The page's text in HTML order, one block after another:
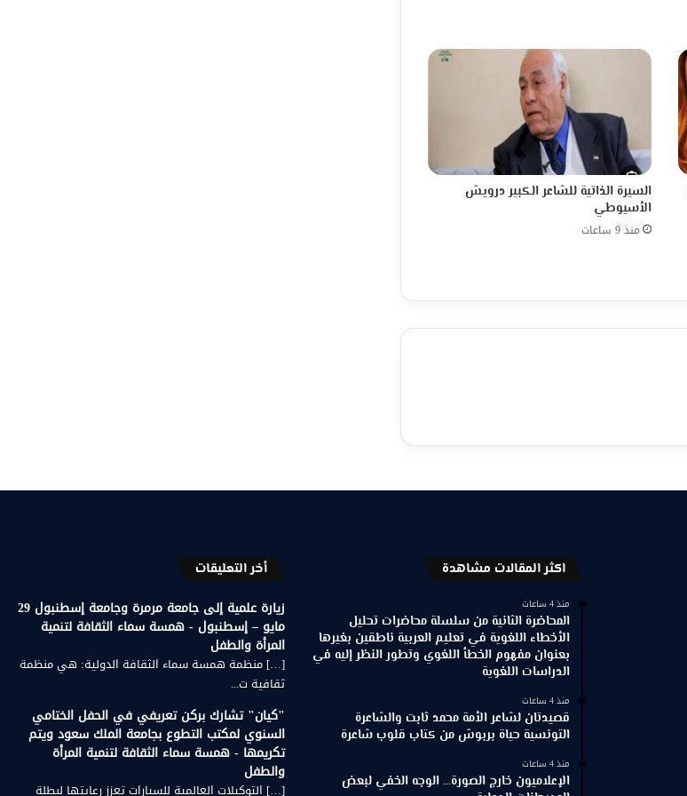
السيرة الذاتية للشاعر الكبير درويش
الأسيوطي
منذ 9 ساعات
اكثر المقالات مشاهدة
منذ 4 ساعات
المحاضرة الثانية من سلسلة محاضرات تحليل
الأخطاء اللغوية في تعليم العربية ناطقين بغيرها
بعنوان مفهوم الخطأ اللغوي وتطور النظر إليه في
الدراسات اللغوية
منذ 4 ساعات
قصيدتان لشاعر الأمة محمد ثابت والشاعرة
التونسية حياة بربوش من كتاب قلوب شاعرة
منذ 4 ساعات
الإعلاميون خارج الصورة… الوجه الخفي لبعض
أخر التعليقات
زيارة علمية إلى جامعة مرمرة وجامعة إسطنبول 29
مايو – إسطنبول - همسة سماء الثقافة لتنمية
المرأة والطفل
[…] منظمة همسة سماء الثقافة الدولية: هي منظمة
ثقافية ت...
"كيان" تشارك بركن تعريفي في الحفل الختامي
السنوي لمكتب التطوع بجامعة الملك سعود ويتم
تكريمها - همسة سماء الثقافة لتنمية المرأة
والطفل
[…] التوكيلات العالمية للسيارات تعزز رعايتها لبطلة